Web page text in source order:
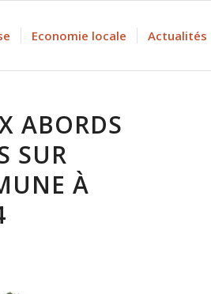
Economie locale Actualités
ABORDS
SUR
À